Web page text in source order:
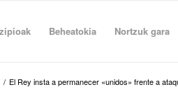
Beheatokia Nortzuk gara
/ El Rey insta a permanecer «unidos» frente a